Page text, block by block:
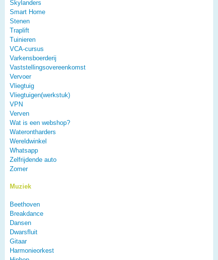
Skylanders
Smart Home
Stenen
Traplift
Tuinieren
VCA-cursus
Varkensboerderij
Vaststellingsovereenkomst
Vervoer
Vliegtuig
Vliegtuigen(werkstuk)
VPN
Verven
Wat is een webshop?
Waterontharders
Wereldwinkel
Whatsapp
Zelfrijdende auto
Zomer
Muziek
Beethoven
Breakdance
Dansen
Dwarsfluit
Gitaar
Harmonieorkest